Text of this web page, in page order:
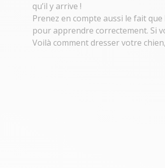
qu’il y arrive !
Prenez en compte aussi le fait que
pour apprendre correctement. Si
Voilà comment dresser votre